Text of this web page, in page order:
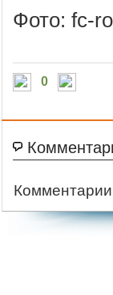
Фото: fc-
0